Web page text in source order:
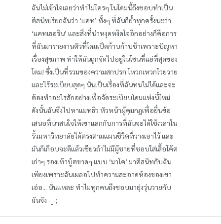
ฉันไม่เข้าใจเลยว่าทำไมใครๆ ในโดมนี้ถึงชอบทำเป็น
ตีสนิทเรียกฉันว่า ‘แคท’ ทั้งๆ ที่ฉันก็ย้ำทุกครั้งนะว่า
‘แคทเธอริน’ และสิ่งที่น่าหงุดหงิดใจอีกอย่างก็คือการ
ที่ฉันมารายงานตัวที่โดมเป็ดก้าบก้าบช้าเพราะปัญหา
เรื่องสุขภาพ ทำให้ฉันถูกจัดไปอยู่ในโซนที่แย่ที่สุดของ
โดม! ซึ่งเป็นที่รวมของความสกปรก โหวกเหวกโวยวาย
และไร้ระเบียบสุดๆ นั่นเป็นเรื่องที่ฉันทนไม่ได้และจะ
ต้องทำอะไรสักอย่างเพื่อจัดระเบียบโดมแห่งนี้ใหม่
ดังนั้นฉันจึงไปหาแมทธิว หัวหน้าผู้คุมกฎเพื่อยื่นข้อ
เสนอที่น่าสนใจให้เขาแลกกับการที่ฉันจะได้ใช้เวลาใน
รั้วมหาวิทยาลัยได้ตรงตามแผนชีวิตที่วางเอาไว้ และ
มันก็เกือบจะดีแล้วเชียวถ้าไม่มีผู้ชายที่ชอบใส่เสื้อโค้ต
เก่าๆ รองเท้าบู้ตขาดๆ แบบ ‘มาโค’ มาตีสนิทกับฉัน
เพียงเพราะฉันเผลอไปทำความสะอาดห้องของเขา
เอ่อ... นั่นแหละ ทำไมทุกคนถึงชอบมายุ่งวุ่นวายกับ
ฉันจัง -_-;